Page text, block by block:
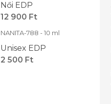
Női EDP
12 900 Ft
NANITA-788 - 10 ml
Unisex EDP
2 500 Ft